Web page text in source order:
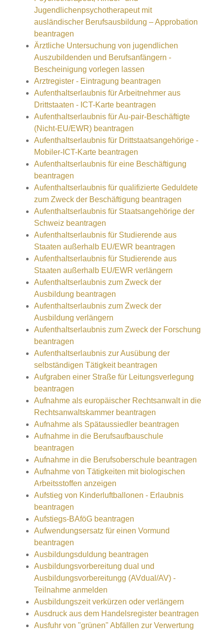
Jugendlichenpsychotherapeut mit
ausländischer Berufsausbildung – Approbation
beantragen
Ärztliche Untersuchung von jugendlichen
Auszubildenden und Berufsanfängern -
Bescheinigung vorlegen lassen
Arztregister - Eintragung beantragen
Aufenthaltserlaubnis für Arbeitnehmer aus
Drittstaaten - ICT-Karte beantragen
Aufenthaltserlaubnis für Au-pair-Beschäftigte
(Nicht-EU/EWR) beantragen
Aufenthaltserlaubnis für Drittstaatsangehörige -
Mobiler-ICT-Karte beantragen
Aufenthaltserlaubnis für eine Beschäftigung
beantragen
Aufenthaltserlaubnis für qualifizierte Geduldete
zum Zweck der Beschäftigung beantragen
Aufenthaltserlaubnis für Staatsangehörige der
Schweiz beantragen
Aufenthaltserlaubnis für Studierende aus
Staaten außerhalb EU/EWR beantragen
Aufenthaltserlaubnis für Studierende aus
Staaten außerhalb EU/EWR verlängern
Aufenthaltserlaubnis zum Zweck der
Ausbildung beantragen
Aufenthaltserlaubnis zum Zweck der
Ausbildung verlängern
Aufenthaltserlaubnis zum Zweck der Forschung
beantragen
Aufenthaltserlaubnis zur Ausübung der
selbständigen Tätigkeit beantragen
Aufgraben einer Straße für Leitungsverlegung
beantragen
Aufnahme als europäischer Rechtsanwalt in die
Rechtsanwaltskammer beantragen
Aufnahme als Spätaussiedler beantragen
Aufnahme in die Berufsaufbauschule
beantragen
Aufnahme in die Berufsoberschule beantragen
Aufnahme von Tätigkeiten mit biologischen
Arbeitsstoffen anzeigen
Aufstieg von Kinderluftballonen - Erlaubnis
beantragen
Aufstiegs-BAföG beantragen
Aufwendungsersatz für einen Vormund
beantragen
Ausbildungsduldung beantragen
Ausbildungsvorbereitung dual und
Ausbildungsvorbereitungg (AVdual/AV) -
Teilnahme anmelden
Ausbildungszeit verkürzen oder verlängern
Ausdruck aus dem Handelsregister beantragen
Ausfuhr von "grünen" Abfällen zur Verwertung